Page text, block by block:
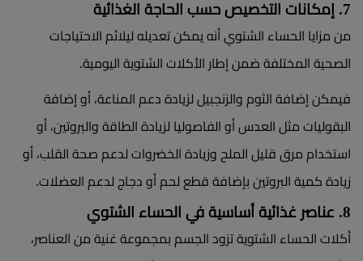
7. إمكانات التخصيص حسب الحاجة الغذائية
من مزايا الحساء الشتوي أنه يمكن تعديله ليلائم الاحتياجات
الصحية المختلفة ضمن إطار الأكلات الشتوية اليومية.
فيمكن إضافة الثوم والزنجبيل لزيادة دعم المناعة، أو إضافة
البقوليات مثل العدس أو الفاصوليا لزيادة الطاقة والبروتين، أو
استخدام مرق قليل الملح وزيادة الخضروات لدعم صحة القلب، أو
زيادة كمية البروتين بإضافة قطع لحم أو دجاج لدعم العضلات.
8. عناصر غذائية أساسية في الحساء الشتوي
أكلات الحساء الشتوية تزود الجسم بمجموعة غنية من العناصر،